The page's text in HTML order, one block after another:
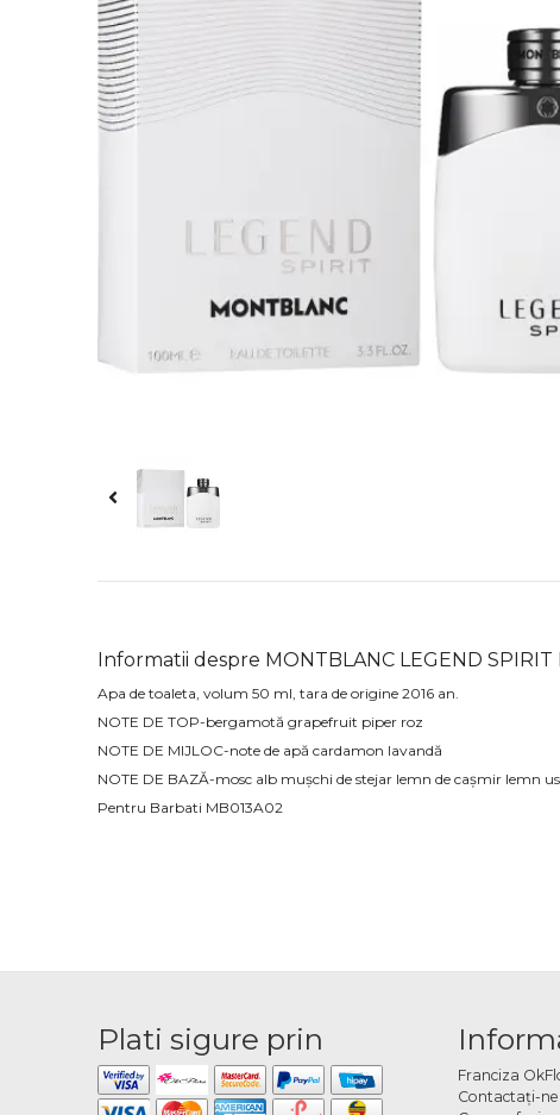
Informatii despre MONTBLANC LEGEND SPIRIT
Apa de toaleta, volum 50 ml, tara de origine 2016 an.
NOTE DE TOP-bergamotă grapefruit piper roz
NOTE DE MIJLOC-note de apă cardamon lavandă
NOTE DE BAZĂ-mosc alb mușchi de stejar lemn de cașmir lemn
Pentru Barbati MB013A02
Plati sigure prin
Franciza
Contactaţi-ne